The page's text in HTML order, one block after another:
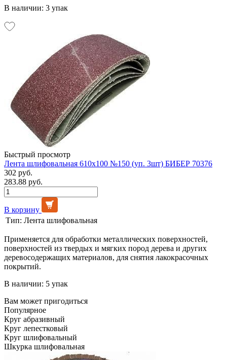
В наличии: 3 упак
Быстрый просмотр
Лента шлифовальная 610х100 №150 (уп. 3шт) БИБЕР 70376
302 руб.
283.88 руб.
В корзину
Тип: Лента шлифовальная
Применяется для обработки металлических поверхностей,
поверхностей из твердых и мягких пород дерева и других
деревосодержащих материалов, для снятия лакокрасочных
покрытий.
В наличии: 5 упак
Вам может пригодиться
Популярное
Круг абразивный
Круг лепестковый
Круг шлифовальный
Шкурка шлифовальная